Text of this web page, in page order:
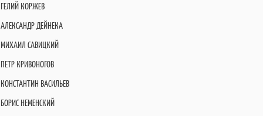
ГЕЛИЙ КОРЖЕВ
АЛЕКСАНДР ДЕЙНЕКА
МИХАИЛ САВИЦКИЙ
ПЕТР КРИВОНОГОВ
КОНСТАНТИН ВАСИЛЬЕВ
БОРИС НЕМЕНСКИЙ